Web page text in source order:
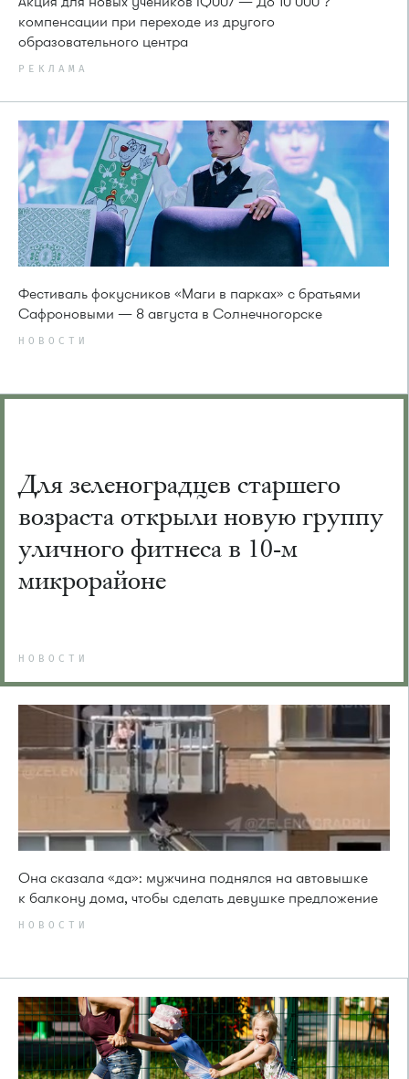
компенсации при переходе из другого
образовательного центра
РЕКЛАМА
Фестиваль фокусников «Маги в парках» с братьями
Сафроновыми — 8 августа в Солнечногорске
НОВОСТИ
Для зеленоградцев старшего
возраста открыли новую группу
уличного фитнеса в 10-м
микрорайоне
НОВОСТИ
Она сказала «да»: мужчина поднялся на автовышке
к балкону дома, чтобы сделать девушке предложение
НОВОСТИ